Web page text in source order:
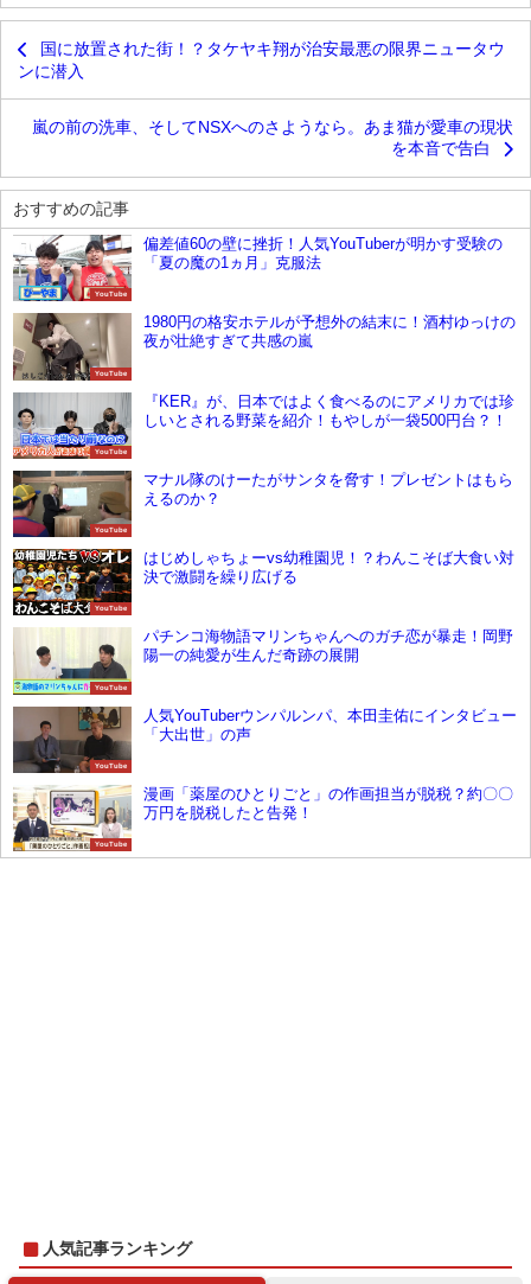
国に放置された街！？タケヤキ翔が治安最悪の限界ニュータウ
ンに潜入
嵐の前の洗車、そしてNSXへのさようなら。あま猫が愛車の現状
を本音で告白
おすすめの記事
YouTube
偏差値60の壁に挫折！人気YouTuberが明かす受験の
「夏の魔の1ヵ月」克服法
YouTube
1980円の格安ホテルが予想外の結末に！酒村ゆっけの
夜が壮絶すぎて共感の嵐
YouTube
『KER』が、日本ではよく食べるのにアメリカでは珍
しいとされる野菜を紹介！もやしが一袋500円台？！
YouTube
マナル隊のけーたがサンタを脅す！プレゼントはもら
えるのか？
YouTube
はじめしゃちょーvs幼稚園児！？わんこそば大食い対
決で激闘を繰り広げる
YouTube
パチンコ海物語マリンちゃんへのガチ恋が暴走！岡野
陽一の純愛が生んだ奇跡の展開
YouTube
人気YouTuberウンパルンパ、本田圭佑にインタビュー
「大出世」の声
YouTube
漫画「薬屋のひとりごと」の作画担当が脱税？約〇〇
万円を脱税したと告発！
人気記事ランキング